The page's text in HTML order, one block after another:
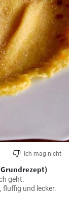
Ich mag nicht
geht.
fluffig und lecker.